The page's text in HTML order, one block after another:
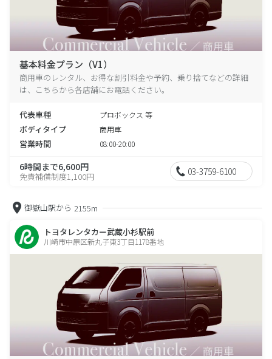
基本料金プラン（V1）
商用車のレンタル、お得な割引料金や予約、乗り捨てなどの詳細
は、こちらから各店舗にお電話ください。
代表車種 プロボックス 等
ボディタイプ 商用車
営業時間 08:00-20:00
6時間まで6,600円
免責補償制度1,100円 03-3759-6100
御嶽山駅から 2155m
トヨタレンタカー武蔵小杉駅前
川崎市中原区新丸子東3丁目1178番地